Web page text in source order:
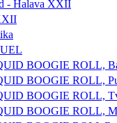
- Halava XXII
BOOGIE ROLL,
BOOGIE ROLL,
BOOGIE ROLL,
BOOGIE ROLL,